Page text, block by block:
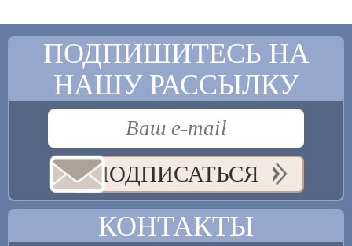
ПОДПИШИТЕСЬ НА
НАШУ РАССЫЛКУ
ПОДПИСАТЬСЯ
КОНТАКТЫ